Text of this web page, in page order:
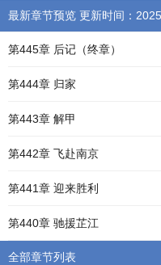
最新章节预览 更新时间：
第445章 后记（终章）
第444章 归家
第443章 解甲
第442章 飞赴南京
第441章 迎来胜利
第440章 驰援芷江
全部章节列表